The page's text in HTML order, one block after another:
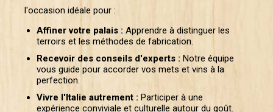
l'occasion idéale pour :
Affiner votre palais : Apprendre à distinguer les
terroirs et les méthodes de fabrication.
Recevoir des conseils d'experts : Notre équipe
vous guide pour accorder vos mets et vins à la
perfection.
Vivre l'Italie autrement : Participer à une
expérience conviviale et culturelle autour du goût.